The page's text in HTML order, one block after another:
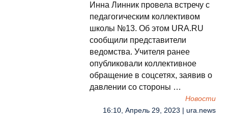
Инна Линник провела встречу с
педагогическим коллективом
школы №13. Об этом URA.RU
сообщили представители
ведомства. Учителя ранее
опубликовали коллективное
обращение в соцсетях, заявив о
давлении со стороны …
Новости
16:10, Апрель 29, 2023 | ura.news